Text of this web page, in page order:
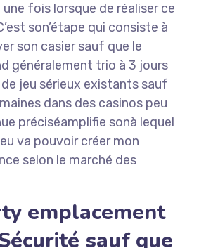
fois lorsque de réaliser ce
son’étape qui consiste à
son casier sauf que le
généralement trio à 3 jours
jeu sérieux existants sauf
dans des casinos peu
préciséamplifie sonà lequel
va pouvoir créer mon
selon le marché des
emplacement
sauf que